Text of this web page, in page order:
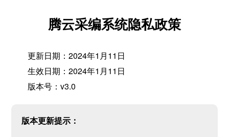
腾云采编系统隐私政策
更新日期：2024年1月11日
生效日期：2024年1月11日
版本号：v3.0
版本更新提示：